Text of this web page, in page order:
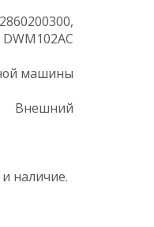
DWM102AC
машины
Внешний
наличие.